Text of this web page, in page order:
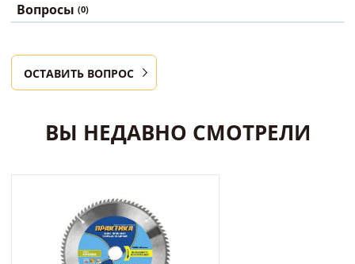
Вопросы (0)
ОСТАВИТЬ ВОПРОС
ВЫ НЕДАВНО СМОТРЕЛИ